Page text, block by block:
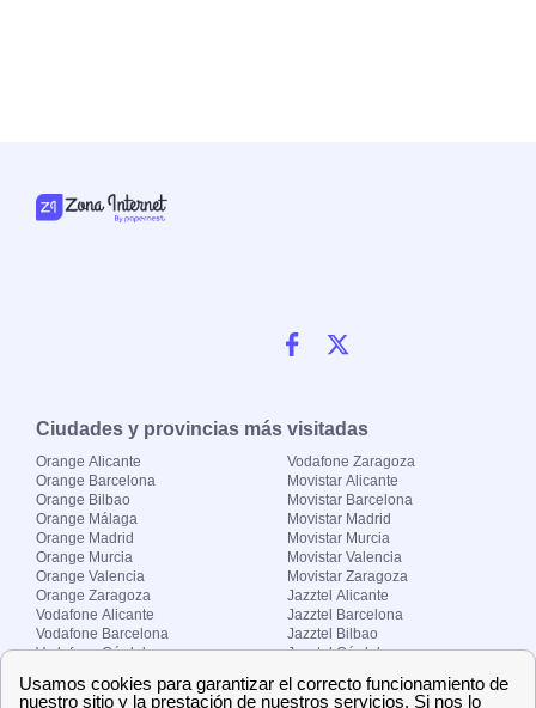
Ciudades y provincias más visitadas
Orange Alicante
Orange Barcelona
Orange Bilbao
Orange Málaga
Orange Madrid
Orange Murcia
Orange Valencia
Orange Zaragoza
Vodafone Alicante
Vodafone Barcelona
Vodafone Córdoba
Vodafone Madrid
Vodafone Zaragoza
Movistar Alicante
Movistar Barcelona
Movistar Madrid
Movistar Murcia
Movistar Valencia
Movistar Zaragoza
Jazztel Alicante
Jazztel Barcelona
Jazztel Bilbao
Jazztel Córdoba
Jazztel Málaga